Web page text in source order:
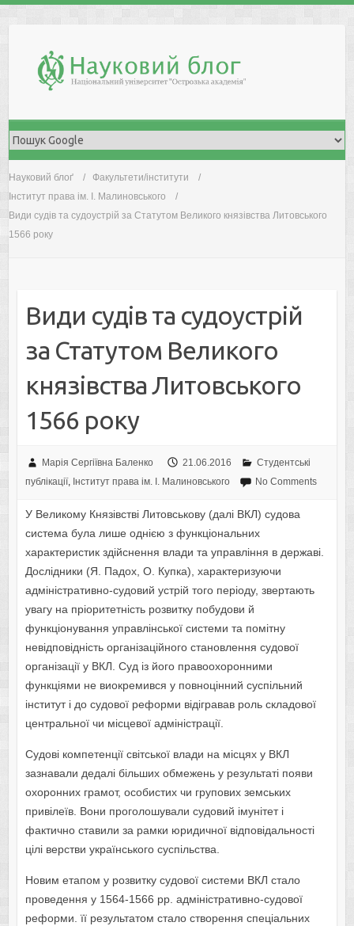
Науковий блоґ
Факультети/інститути
Інститут права ім. І. Малиновського
Види судів та судоустрій за Статутом Великого князівства Литовського
1566 року
Види судів та судоустрій
за Статутом Великого
князівства Литовського
1566 року
Марія Сергіївна Баленко 21.06.2016
Студентські
публікації, Інститут права ім. І. Малиновського No Comments
У Великому Князівстві Литовськову (далі ВКЛ) судова
система була лише однією з функціональних
характеристик здійснення влади та управління в державі.
Дослідники (Я. Падох, О. Купка), характеризуючи
адміністративно-судовий устрій того періоду, звертають
увагу на пріоритетність розвитку побудови й
функціонування управлінської системи та помітну
невідповідність організаційного становлення судової
організації у ВКЛ. Суд із його правоохоронними
функціями не виокремився у повноцінний суспільний
інститут і до судової реформи відігравав роль складової
центральної чи місцевої адміністрації.
Судові компетенції світської влади на місцях у ВКЛ
зазнавали дедалі більших обмежень у результаті появи
охоронних грамот, особистих чи групових земських
привілеїв. Вони проголошували судовий імунітет і
фактично ставили за рамки юридичної відповідальності
цілі верстви українського суспільства.
Новим етапом у розвитку судової системи ВКЛ стало
проведення у 1564-1566 рр. адміністративно-судової
реформи. її результатом стало створення спеціальних